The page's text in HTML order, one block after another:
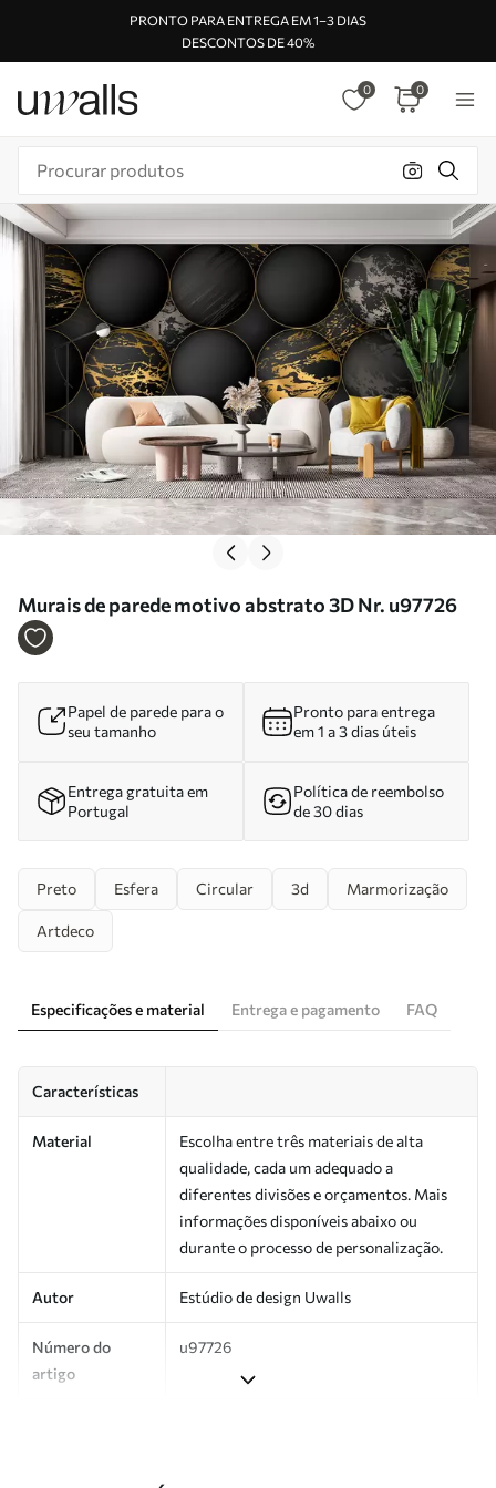
PRONTO PARA ENTREGA EM 1–3 DIAS
DESCONTOS DE 40%
0 0
Murais de parede motivo abstrato 3D Nr. u97726
Papel de parede para o
seu tamanho
Pronto para entrega
em 1 a 3 dias úteis
Entrega gratuita em
Portugal
Política de reembolso
de 30 dias
Preto Esfera Circular 3d Marmorização
Artdeco
Especificações e material Entrega e pagamento FAQ
Características
Material
Escolha entre três materiais de alta
qualidade, cada um adequado a
diferentes divisões e orçamentos. Mais
informações disponíveis abaixo ou
durante o processo de personalização.
Autor Estúdio de design Uwalls
Número do
artigo
u97726